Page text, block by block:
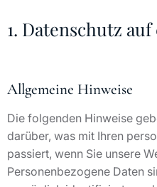
1. Datenschutz
Allgemeine Hinweise
Die folgenden Hinweise
darüber, was mit Ihren
passiert, wenn Sie unsere
Personenbezogene Daten